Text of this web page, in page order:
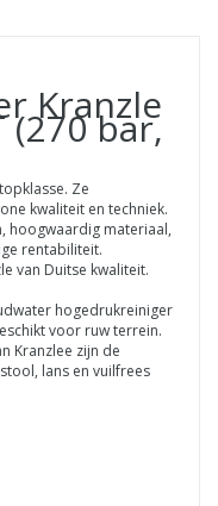
Kranzle
(270 bar,
Ze
kwaliteit en techniek.
hoogwaardig materiaal,
rentabiliteit.
van Duitse kwaliteit.
hogedrukreiniger
voor ruw terrein.
Kranzlee zijn de
lans en vuilfrees